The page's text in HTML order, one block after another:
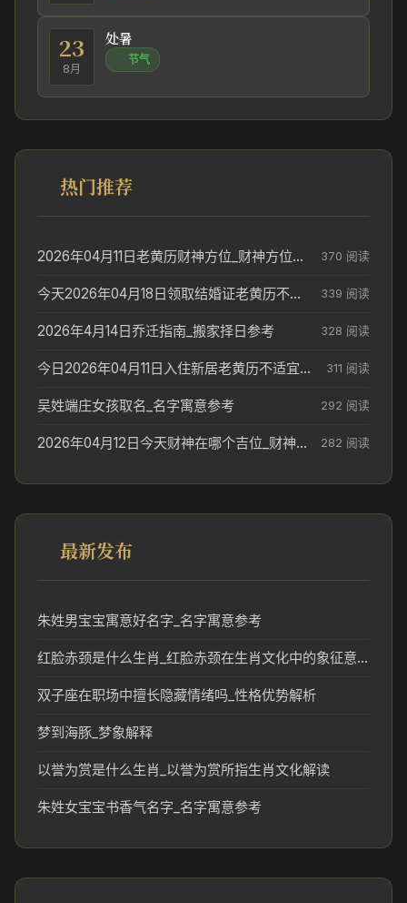
23
8月
处暑
节气
热门推荐
2026年04月11日老黄历财神方位_财神方位与供奉讲究 370 阅读
今天2026年04月18日领取结婚证老黄历不适合吗_领证日期参考 339 阅读
2026年4月14日乔迁指南_搬家择日参考 328 阅读
今日2026年04月11日入住新居老黄历不适宜吗_搬家择日参考 311 阅读
吴姓端庄女孩取名_名字寓意参考 292 阅读
2026年04月12日今天财神在哪个吉位_财神方位参考 282 阅读
最新发布
朱姓男宝宝寓意好名字_名字寓意参考
红脸赤颈是什么生肖_红脸赤颈在生肖文化中的象征意义
双子座在职场中擅长隐藏情绪吗_性格优势解析
梦到海豚_梦象解释
以誉为赏是什么生肖_以誉为赏所指生肖文化解读
朱姓女宝宝书香气名字_名字寓意参考